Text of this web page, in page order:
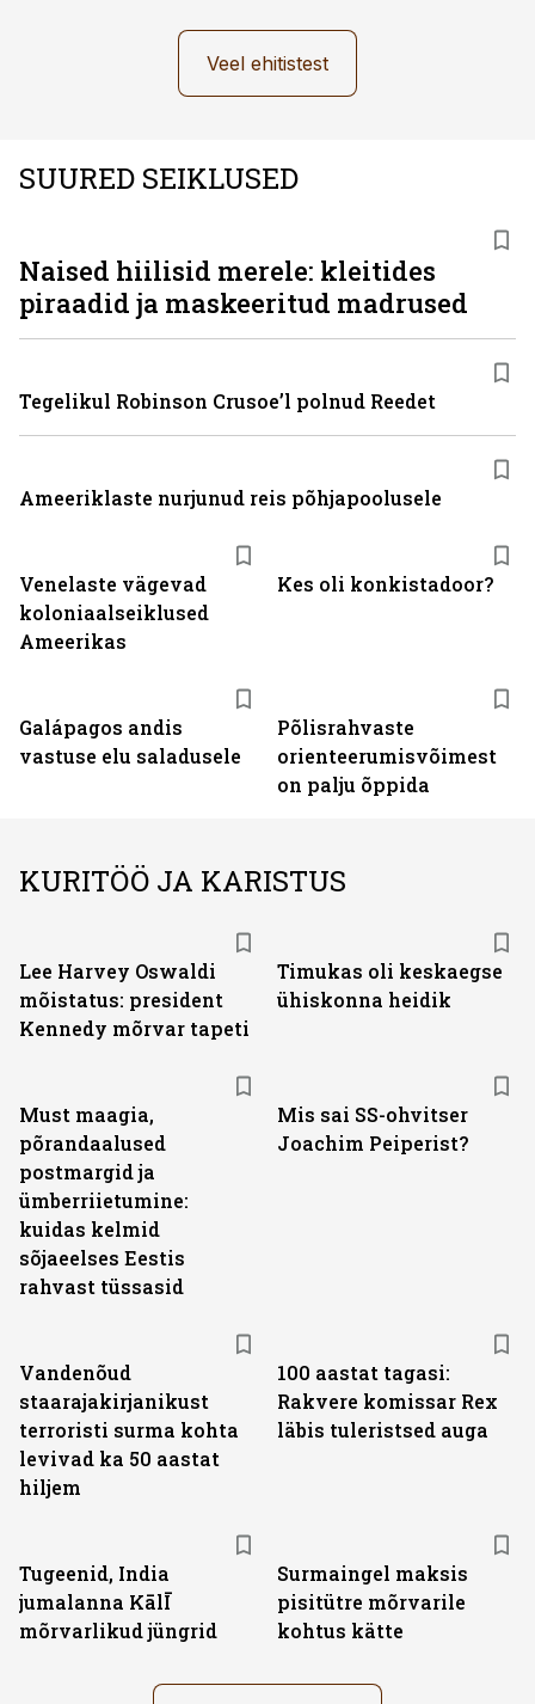
Veel ehitistest
SUURED SEIKLUSED
Venelaste vägevad
koloniaalseiklused
Ameerikas
Kes oli konkistadoor?
Galápagos andis
vastuse elu saladusele
Põlisrahvaste
orienteerumisvõimest
on palju õppida
Naised hiilisid merele: kleitides
piraadid ja maskeeritud madrused
Tegelikul Robinson Crusoe’l polnud Reedet
Ameeriklaste nurjunud reis põhjapoolusele
KURITÖÖ JA KARISTUS
Lee Harvey Oswaldi
mõistatus: president
Kennedy mõrvar tapeti
Timukas oli keskaegse
ühiskonna heidik
Must maagia,
põrandaalused
postmargid ja
ümberriietumine:
kuidas kelmid
sõjaeelses Eestis
rahvast tüssasid
Mis sai SS-ohvitser
Joachim Peiperist?
Vandenõud
staarajakirjanikust
terroristi surma kohta
levivad ka 50 aastat
hiljem
100 aastat tagasi:
Rakvere komissar Rex
läbis tuleristsed auga
Tugeenid, India
jumalanna KālĪ
mõrvarlikud jüngrid
Surmaingel maksis
pisitütre mõrvarile
kohtus kätte